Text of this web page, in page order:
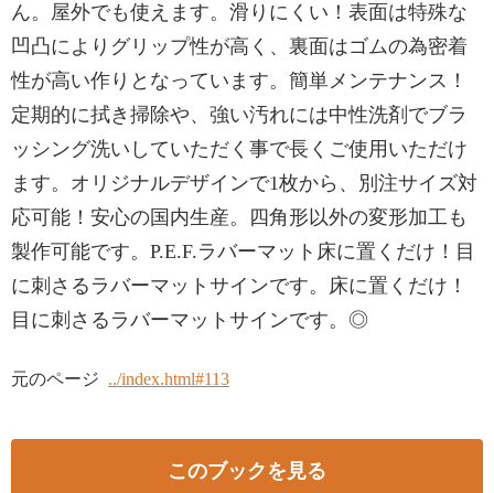
ん。屋外でも使えます。滑りにくい！表面は特殊な
凹凸によりグリップ性が高く、裏面はゴムの為密着
性が高い作りとなっています。簡単メンテナンス！
定期的に拭き掃除や、強い汚れには中性洗剤でブラ
ッシング洗いしていただく事で長くご使用いただけ
ます。オリジナルデザインで1枚から、別注サイズ対
応可能！安心の国内生産。四角形以外の変形加工も
製作可能です。P.E.F.ラバーマット床に置くだけ！目
に刺さるラバーマットサインです。床に置くだけ！
目に刺さるラバーマットサインです。◎
元のページ ../index.html#113
このブックを見る